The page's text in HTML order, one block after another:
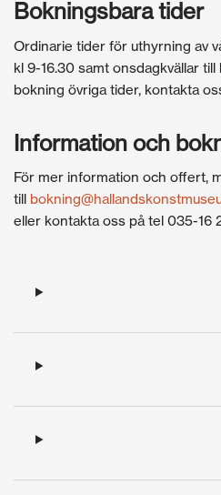
Bokningsbara tider
Ordinarie tider för uthyrning av
kl 9-16.30 samt onsdagkvällar
bokning övriga tider, kontakta
Information och
För mer information och offert,
till
eller kontakta oss på tel 035-16